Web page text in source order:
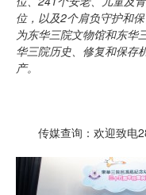
位，以及2个肩负守护和
为东华三院文物馆和东华
华三院历史、修复和保存
产。
传媒查询：欢迎致电